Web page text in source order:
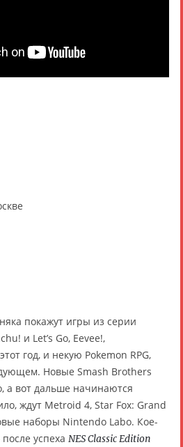
покажут игры из серии
и Let’s Go, Eevee!,
год, и некую Pokemon RPG,
Новые Smash Brothers
а вот дальше начинаются
ждут Metroid 4, Star Fox: Grand
наборы Nintendo Labo. Кое-
успеха NES Classic Edition